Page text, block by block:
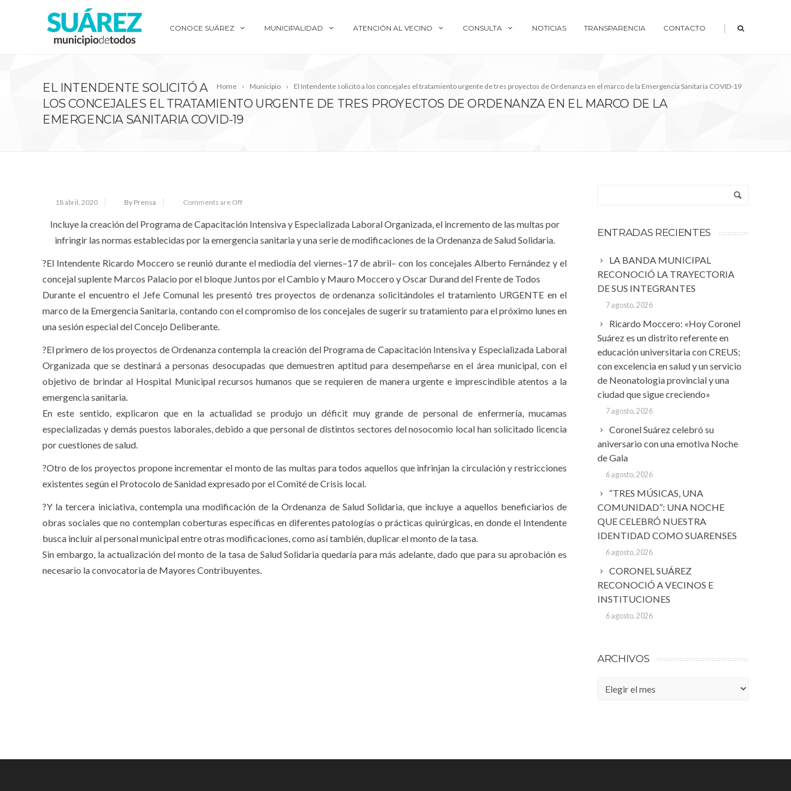
CONOCE SUÁREZ MUNICIPALIDAD ATENCIÓN AL VECINO CONSULTA NOTICIAS TRANSPARENCIA CONTACTO |
Home Municipio El Intendente solicitó a los concejales el tratamiento urgente de tres proyectos de Ordenanza en el marco de la Emergencia Sanitaria COVID-19
EL INTENDENTE SOLICITÓ A
LOS CONCEJALES EL TRATAMIENTO URGENTE DE TRES PROYECTOS DE ORDENANZA EN EL MARCO DE LA
EMERGENCIA SANITARIA COVID-19
18 abril, 2020 By Prensa Comments are Off
Incluye la creación del Programa de Capacitación Intensiva y Especializada Laboral Organizada, el incremento de las multas por
infringir las normas establecidas por la emergencia sanitaria y una serie de modificaciones de la Ordenanza de Salud Solidaria.
?El Intendente Ricardo Moccero se reunió durante el mediodía del viernes–17 de abril– con los concejales Alberto Fernández y el
concejal suplente Marcos Palacio por el bloque Juntos por el Cambio y Mauro Moccero y Oscar Durand del Frente de Todos
Durante el encuentro el Jefe Comunal les presentó tres proyectos de ordenanza solicitándoles el tratamiento URGENTE en el
marco de la Emergencia Sanitaria, contando con el compromiso de los concejales de sugerir su tratamiento para el próximo lunes en
una sesión especial del Concejo Deliberante.
?El primero de los proyectos de Ordenanza contempla la creación del Programa de Capacitación Intensiva y Especializada Laboral
Organizada que se destinará a personas desocupadas que demuestren aptitud para desempeñarse en el área municipal, con el
objetivo de brindar al Hospital Municipal recursos humanos que se requieren de manera urgente e imprescindible atentos a la
emergencia sanitaria.
En este sentido, explicaron que en la actualidad se produjo un déficit muy grande de personal de enfermería, mucamas
especializadas y demás puestos laborales, debido a que personal de distintos sectores del nosocomio local han solicitado licencia
por cuestiones de salud.
?Otro de los proyectos propone incrementar el monto de las multas para todos aquellos que infrinjan la circulación y restricciones
existentes según el Protocolo de Sanidad expresado por el Comité de Crisis local.
?Y la tercera iniciativa, contempla una modificación de la Ordenanza de Salud Solidaria, que incluye a aquellos beneficiarios de
obras sociales que no contemplan coberturas específicas en diferentes patologías o prácticas quirúrgicas, en donde el Intendente
busca incluir al personal municipal entre otras modificaciones, como así también, duplicar el monto de la tasa.
Sin embargo, la actualización del monto de la tasa de Salud Solidaria quedaría para más adelante, dado que para su aprobación es
necesario la convocatoria de Mayores Contribuyentes.
ENTRADAS RECIENTES
LA BANDA MUNICIPAL
RECONOCIÓ LA TRAYECTORIA
DE SUS INTEGRANTES
7 agosto, 2026
Ricardo Moccero: «Hoy Coronel
Suárez es un distrito referente en
educación universitaria con CREUS;
con excelencia en salud y un servicio
de Neonatologia provincial y una
ciudad que sigue creciendo»
7 agosto, 2026
Coronel Suárez celebró su
aniversario con una emotiva Noche
de Gala
6 agosto, 2026
“TRES MÚSICAS, UNA
COMUNIDAD”: UNA NOCHE
QUE CELEBRÓ NUESTRA
IDENTIDAD COMO SUARENSES
6 agosto, 2026
CORONEL SUÁREZ
RECONOCIÓ A VECINOS E
INSTITUCIONES
6 agosto, 2026
ARCHIVOS
Archivos